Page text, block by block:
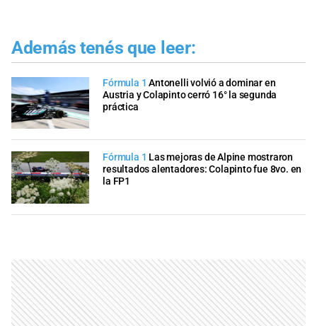
Además tenés que leer:
Fórmula 1 Antonelli volvió a dominar en
Austria y Colapinto cerró 16° la segunda
práctica
Fórmula 1 Las mejoras de Alpine mostraron
resultados alentadores: Colapinto fue 8vo. en
la FP1